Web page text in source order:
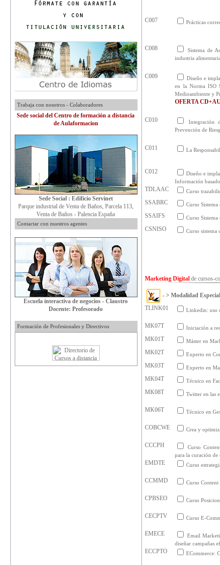
Trabaja con nosotros - Colaboradores
Sede social del Centro de formación a distancia
de Aulaformacion
Sede Social : Edificio Servinet
Parque industrial de Venta de Baños, Parcela 113,
Venta de Baños - Palencia España
Contactar con nuestros agentes
Escuela interactiva de negocios - Claustro
Docente: Profesorado
Formación de Profesionales y Directivos
C007 Prácticas
C008
Sistema de
industria
C009
Diseño e
en la Norma ISO
Medioambiente y
OFERTA
C010
Integración
Prevención de
C011 La
C012
Diseño e
Información
TDLAAC Curso
SSABRC Curso
SSAIFS Curso
CSNISO Curso
Marketing Digital decursos-
- > Modalidad
TLINK01
Linkedin: uso
MK07T Iniciación a
MK01T Máster en
MK02T Experto en
MK03T Experto en
MK04T Técnico en
MK08T Twitter en las
MK06T Técnico en
COBCWE Crea y
CCCPH
Curso
para la curación de
EMDTE Curso
CCMMD Curso
CPBSEO Curso
CECPTV Curso E-
EMECE
Email
diseñar campañas
ECCPTO ECommerce: